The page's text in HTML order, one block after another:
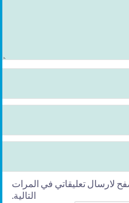
لارسال تعليقاتي في المرات
التالية.